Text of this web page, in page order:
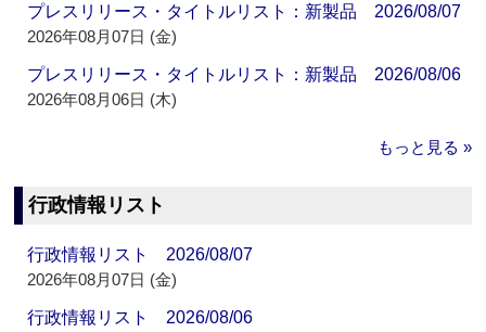
プレスリリース・タイトルリスト：新製品 2026/08/07
2026年08月07日 (金)
プレスリリース・タイトルリスト：新製品 2026/08/06
2026年08月06日 (木)
もっと見る »
行政情報リスト
行政情報リスト 2026/08/07
2026年08月07日 (金)
行政情報リスト 2026/08/06